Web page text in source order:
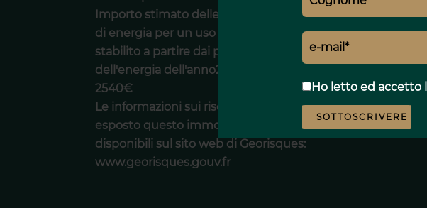
Ho letto ed accetto
SOTTOSCRIVERE
Importo stimato delle spese annuali
di energia per un uso standard,
stabilito a partire dai prezzi
dell'energia dell'anno2021 : 1870€ ~
2540€
Le informazioni sui rischi a cui è
esposto questo immobile sono
disponibili sul sito web di Georisques:
www.georisques.gouv.fr